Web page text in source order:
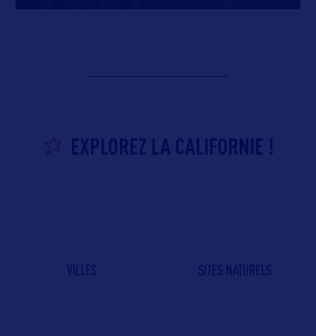
EXPLOREZ LA CALIFORNIE !
VILLES SITES NATURELS